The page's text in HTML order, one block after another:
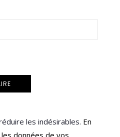
les indésirables. En
données de vos